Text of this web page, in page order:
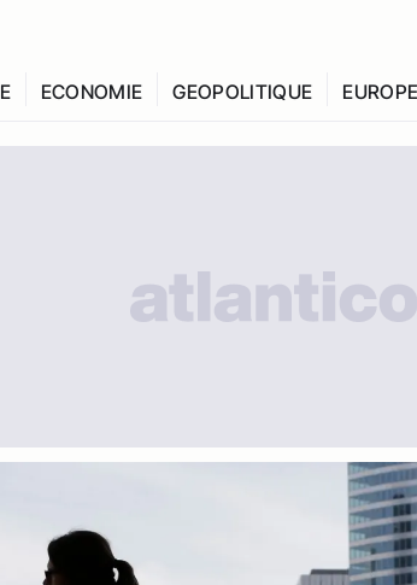
ECONOMIE GEOPOLITIQUE EUROPE